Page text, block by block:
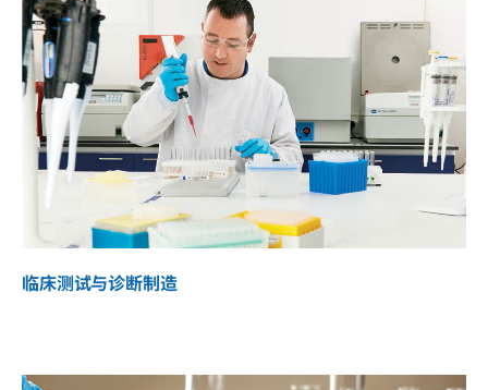
临床测试与诊断制造